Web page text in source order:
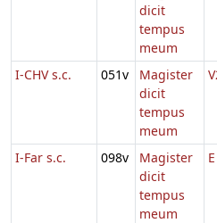
dicit
tempus
meum
I-CHV s.c. 051v
Magister
dicit
tempus
meum
I-Far s.c. 098v
Magister
dicit
tempus
meum
E